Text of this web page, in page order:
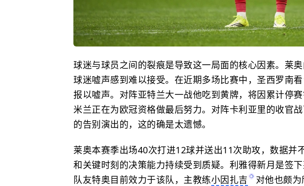
球迷与球员之间的裂痕是导致这一局面的核心因素。莱
球迷嘘声感到难以接受。在近期多场比赛中，圣西罗南
报以嘘声。对阵亚特兰大一战他吃到黄牌，将因累计停
米兰正在为欧冠资格做最后努力。对阵卡利亚里的收官
的告别演出的，这的确是太遗憾。
莱奥本赛季出场40次打进12球并送出11次助攻，数据并
和关键时刻的决策能力持续受到质疑。利雅得新月是签
队友特奥目前效力于该队，主教练小因扎吉
对他也颇